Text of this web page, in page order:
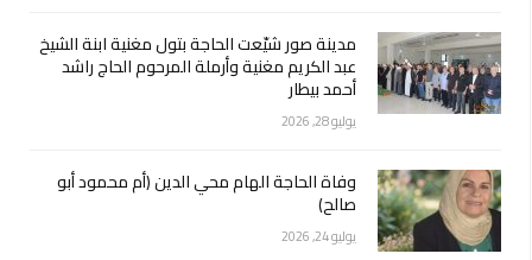
مدينة صور شيّعت الحاجة بتول مغنية ابنة الشيخ
عبد الكريم مغنية وأرملة المرحوم الحاج راشد
أحمد بيطار
يوليو 28, 2026
وفاة الحاجة الهام محي الدين (أم محمود أبو
صالح)
يوليو 24, 2026